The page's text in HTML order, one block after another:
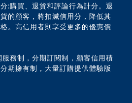
:購買、退貨和評論行為計分。退
的顧客，將扣減信用分，降低其
。高信用者則享受更多的優惠價
務制，分期訂閱制，顧客信用積
期擁有制，大量訂購提供體驗版